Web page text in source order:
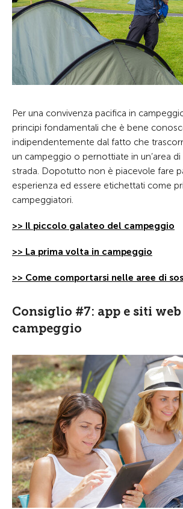
Per una convivenza pacifica in
principi fondamentali che è bene
indipendentemente dal fatto che
un campeggio o pernottiate in un’area
strada. Dopotutto non è piacevole fare
esperienza ed essere etichettati come
campeggiatori.
>> Il piccolo galateo del campeggio
>> La prima volta in campeggio
>> Come comportarsi nelle aree di
Consiglio #7: app e siti
campeggio